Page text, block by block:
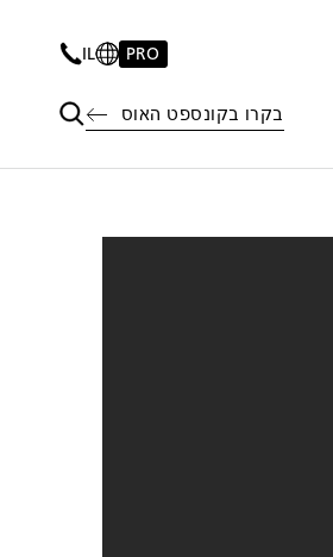
PRO
IL
בקרו בקונספט האוס